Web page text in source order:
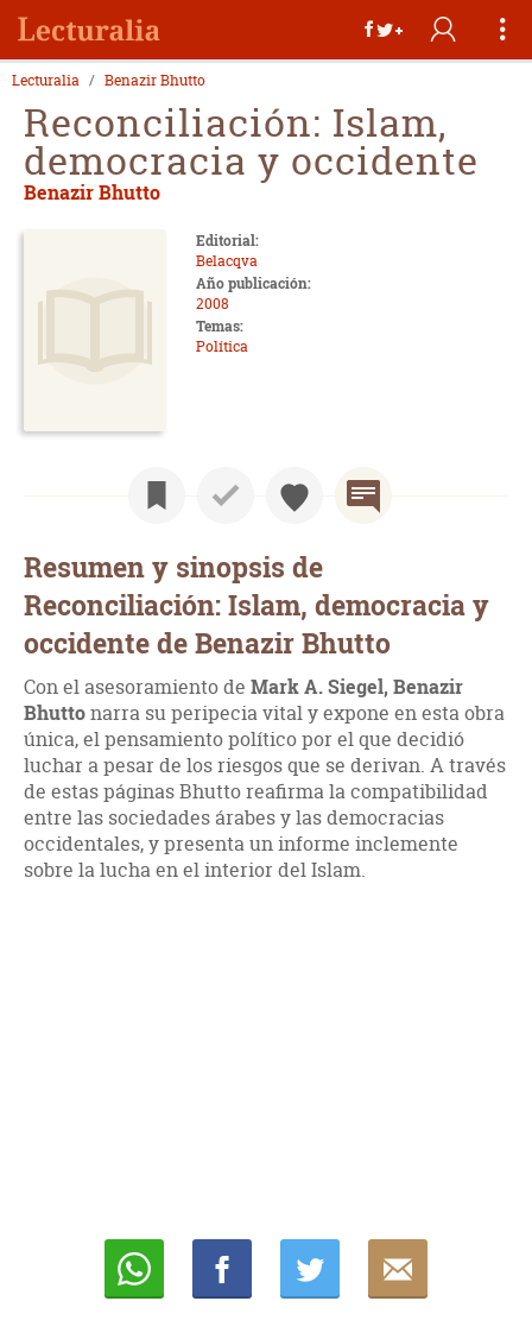
Lecturalia Benazir Bhutto
Reconciliación: Islam,
democracia y occidente
Benazir Bhutto
Editorial:
Belacqva
Año publicación:
2008
Temas:
Política
Resumen y sinopsis de
Reconciliación: Islam, democracia y
occidente de Benazir Bhutto
Con el asesoramiento de Mark A. Siegel, Benazir
Bhuttonarra su peripecia vital y expone en esta obra
única, el pensamiento político por el que decidió
luchar a pesar de los riesgos que se derivan. A través
de estas páginas Bhutto reafirma la compatibilidad
entre las sociedades árabes y las democracias
occidentales, y presenta un informe inclemente
sobre la lucha en el interior del Islam.